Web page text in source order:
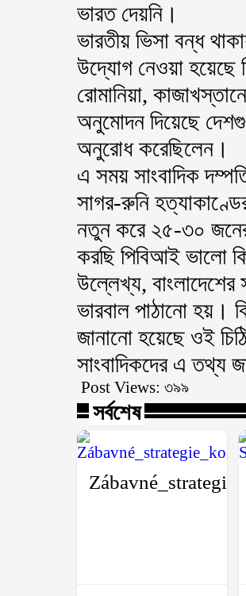
ভারত দেয়নি।
ভারতীয় ভিসা বন্ধ
উদ্যোগ নেওয়া হয়েছে
রোমানিয়া,
অনুমোদন দিয়েছে
অনুরোধ করেছিলেন।
এ সময় সাংবাদিক
সাগর-রুনি
নতুন করে ২৫-৩০
করছি পিবিআই ভালো
উল্লেখ্য, বাংলাদেশের
ভারবাল পাঠানো হয়।
জানানো হয়েছে ওই
সাংবাদিকদের এ তথ্য
Post Views: ৩৯৯
সর্বশেষ